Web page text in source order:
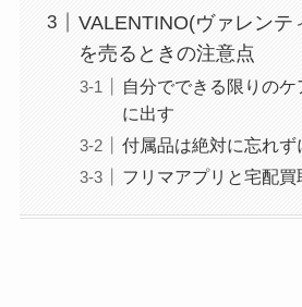
VALENTINO(ヴァレンテ
を売るときの注意点
自分でできる限りの
に出す
付属品は絶対に忘れず
フリマアプリと宅配買